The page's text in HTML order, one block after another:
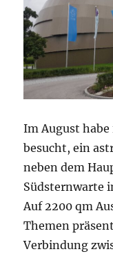
Im August habe
besucht, ein
neben dem
Südsternwarte
Auf 2200 qm
Themen
Verbindung